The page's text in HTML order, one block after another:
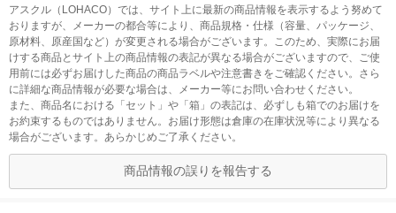
アスクル（LOHACO）では、サイト上に最新の商品情報を表示するよう努めて
おりますが、メーカーの都合等により、商品規格・仕様（容量、パッケージ、
原材料、原産国など）が変更される場合がございます。このため、実際にお届
けする商品とサイト上の商品情報の表記が異なる場合がございますので、ご使
用前には必ずお届けした商品の商品ラベルや注意書きをご確認ください。さら
に詳細な商品情報が必要な場合は、メーカー等にお問い合わせください。
また、商品名における「セット」や「箱」の表記は、必ずしも箱でのお届けを
お約束するものではありません。お届け形態は倉庫の在庫状況等により異なる
場合がございます。あらかじめご了承ください。
商品情報の誤りを報告する